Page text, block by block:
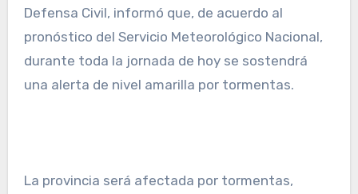
Defensa Civil, informó que, de acuerdo al
pronóstico del Servicio Meteorológico Nacional,
durante toda la jornada de hoy se sostendrá
una alerta de nivel amarilla por tormentas.
La provincia será afectada por tormentas,